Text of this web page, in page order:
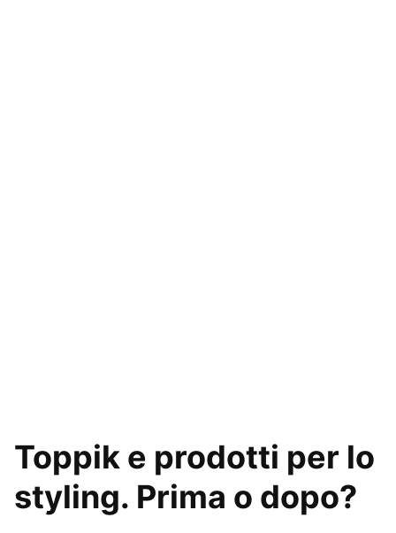
Toppik e prodotti per lo
styling. Prima o dopo?